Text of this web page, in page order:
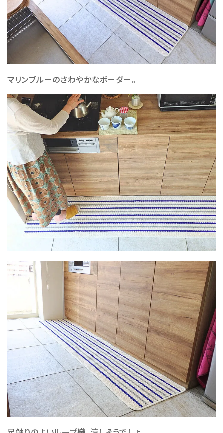
マリンブルーのさわやかなボーダー。